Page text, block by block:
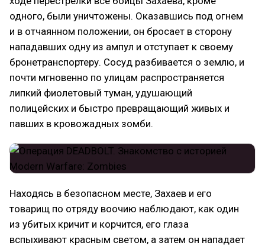
одного, были уничтожены. Оказавшись под огнем
и в отчаянном положении, он бросает в сторону
нападавших одну из ампул и отступает к своему
бронетранспортеру. Сосуд разбивается о землю, и
почти мгновенно по улицам распространяется
липкий фиолетовый туман, удушающий
полицейских и быстро превращающий живых и
павших в кровожадных зомби.
Находясь в безопасном месте, Захаев и его
товарищ по отряду воочию наблюдают, как один
из убитых кричит и корчится, его глаза
вспыхивают красным светом, а затем он нападает